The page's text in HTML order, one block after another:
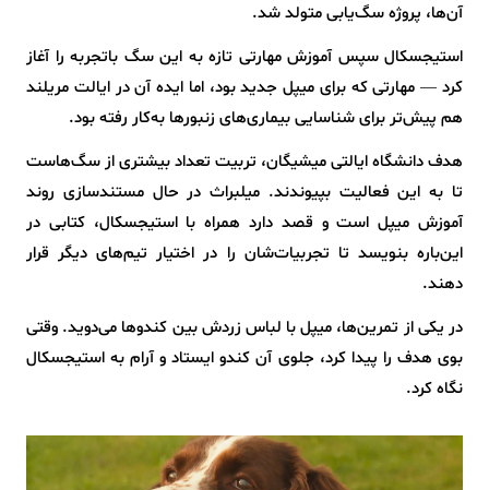
آن‌ها، پروژه‌ سگ‌یابی متولد شد.
استیجسکال سپس آموزش مهارتی تازه به این سگ باتجربه را آغاز
کرد — مهارتی که برای میپل جدید بود، اما ایده‌ آن در ایالت مریلند
هم پیش‌تر برای شناسایی بیماری‌های زنبورها به‌کار رفته بود.
هدف دانشگاه ایالتی میشیگان، تربیت تعداد بیشتری از سگ‌هاست
تا به این فعالیت بپیوندند. میلبراث در حال مستندسازی روند
آموزش میپل است و قصد دارد همراه با استیجسکال، کتابی در
این‌باره بنویسد تا تجربیات‌شان را در اختیار تیم‌های دیگر قرار
دهند.
در یکی از تمرین‌ها، میپل با لباس زردش بین کندوها می‌دوید. وقتی
بوی هدف را پیدا کرد، جلوی آن کندو ایستاد و آرام به استیجسکال
نگاه کرد.